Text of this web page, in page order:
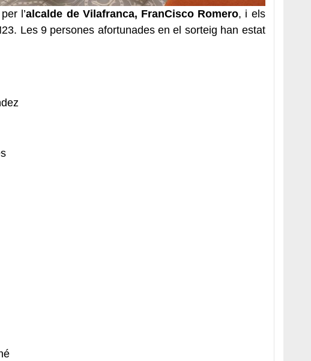
l’alcalde de Vilafranca, FranCisco Romero, i els
Les 9 persones afortunades en el sorteig han estat